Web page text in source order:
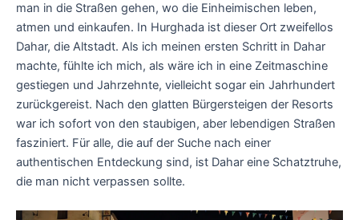
man in die Straßen gehen, wo die Einheimischen leben,
atmen und einkaufen. In Hurghada ist dieser Ort zweifellos
Dahar, die Altstadt. Als ich meinen ersten Schritt in Dahar
machte, fühlte ich mich, als wäre ich in eine Zeitmaschine
gestiegen und Jahrzehnte, vielleicht sogar ein Jahrhundert
zurückgereist. Nach den glatten Bürgersteigen der Resorts
war ich sofort von den staubigen, aber lebendigen Straßen
fasziniert. Für alle, die auf der Suche nach einer
authentischen Entdeckung sind, ist Dahar eine Schatztruhe,
die man nicht verpassen sollte.